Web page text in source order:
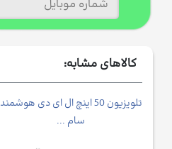
کالاهای مشابه:
تلویزیون 50 اینچ ال ای دی هوشمند
سام ...